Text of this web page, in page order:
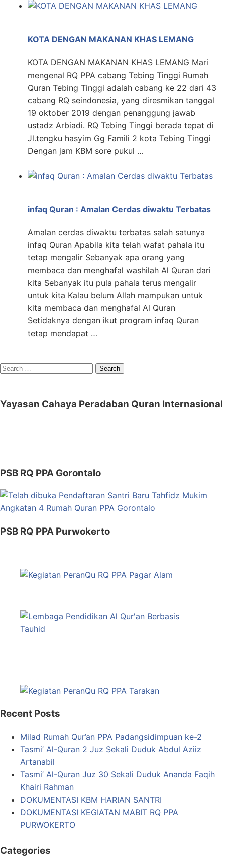
KOTA DENGAN MAKANAN KHAS LEMANG
KOTA DENGAN MAKANAN KHAS LEMANG Mari
mengenal RQ PPA cabang Tebing Tinggi Rumah
Quran Tebing Tinggi adalah cabang ke 22 dari 43
cabang RQ seindonesia, yang diresmikan tanggal
19 oktober 2019 dengan penanggung jawab
ustadz Arbiadi. RQ Tebing Tinggi berada tepat di
Jl.tengku hasyim Gg Famili 2 kota Tebing Tinggi
Dengan jam KBM sore pukul …
infaq Quran : Amalan Cerdas diwaktu Terbatas
Amalan cerdas diwaktu terbatas salah satunya
infaq Quran Apabila kita telah wafat pahala itu
tetap mengalir Sebanyak apa orang yang
membaca dan menghafal washilah Al Quran dari
kita Sebanyak itu pula pahala terus mengalir
untuk kita Kalau belum Allah mampukan untuk
kita membaca dan menghafal Al Quran
Setidaknya dengan ikut program infaq Quran
tetap mendapat …
Search
Yayasan Cahaya Peradaban Quran Internasional
PSB RQ PPA Gorontalo
PSB RQ PPA Purwokerto
Recent Posts
Milad Rumah Qur’an PPA Padangsidimpuan ke-2
Tasmi’ Al-Quran 2 Juz Sekali Duduk Abdul Aziiz
Artanabil
Tasmi’ Al-Quran Juz 30 Sekali Duduk Ananda Faqih
Khairi Rahman
DOKUMENTASI KBM HARIAN SANTRI
DOKUMENTASI KEGIATAN MABIT RQ PPA
PURWOKERTO
Categories